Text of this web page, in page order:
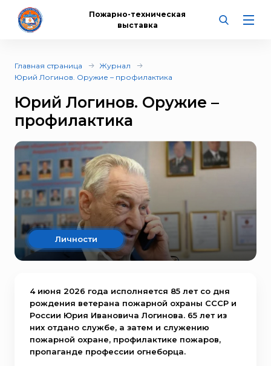
Пожарно-техническая
выставка
Главная страница
Журнал
Юрий Логинов. Оружие – профилактика
Юрий Логинов. Оружие –
профилактика
Личности
4 июня 2026 года исполняется 85 лет со дня
рождения ветерана пожарной охраны СССР и
России Юрия Ивановича Логинова. 65 лет из
них отдано службе, а затем и служению
пожарной охране, профилактике пожаров,
пропаганде профессии огнеборца.